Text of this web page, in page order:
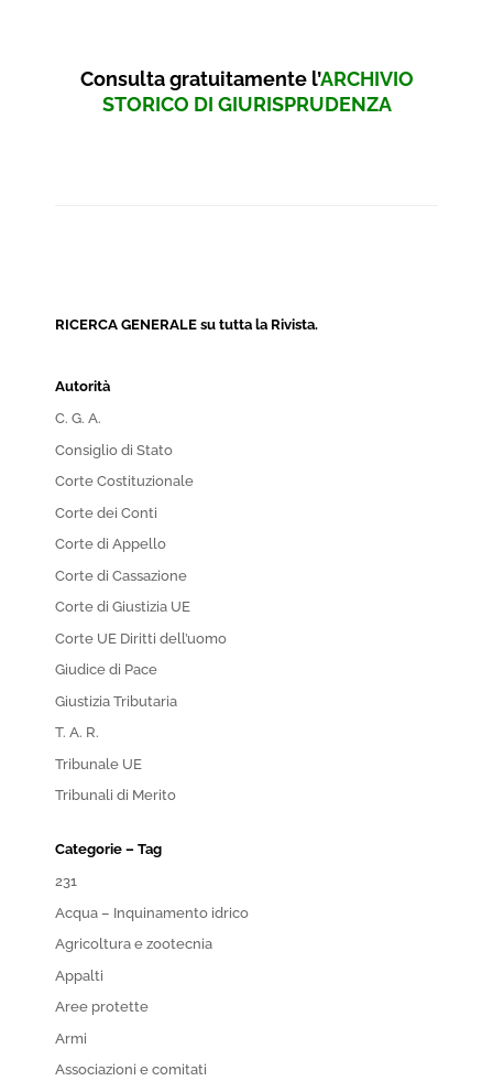
Consulta gratuitamente l’ARCHIVIO
STORICO DI GIURISPRUDENZA
RICERCA GENERALE su tutta la Rivista.
Autorità
C. G. A.
Consiglio di Stato
Corte Costituzionale
Corte dei Conti
Corte di Appello
Corte di Cassazione
Corte di Giustizia UE
Corte UE Diritti dell’uomo
Giudice di Pace
Giustizia Tributaria
T. A. R.
Tribunale UE
Tribunali di Merito
Categorie – Tag
231
Acqua – Inquinamento idrico
Agricoltura e zootecnia
Appalti
Aree protette
Armi
Associazioni e comitati